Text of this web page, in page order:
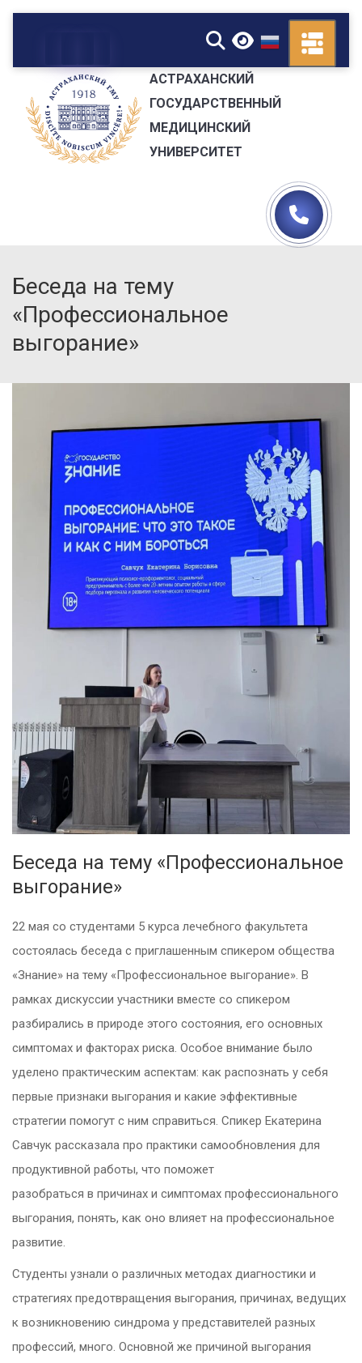
▼
АСТРАХАНСКИЙ
ГОСУДАРСТВЕННЫЙ
МЕДИЦИНСКИЙ
УНИВЕРСИТЕТ
Беседа на тему
«Профессиональное
выгорание»
Беседа на тему «Профессиональное
выгорание»
22 мая со студентами 5 курса лечебного факультета
состоялась беседа с приглашенным спикером общества
«Знание» на тему «Профессиональное выгорание». В
рамках дискуссии участники вместе со спикером
разбирались в природе этого состояния, его основных
симптомах и факторах риска. Особое внимание было
уделено практическим аспектам: как распознать у себя
первые признаки выгорания и какие эффективные
стратегии помогут с ним справиться. Спикер Екатерина
Савчук рассказала про практики самообновления для
продуктивной работы, что поможет
разобраться в причинах и симптомах профессионального
выгорания, понять, как оно влияет на профессиональное
развитие.
Студенты узнали о различных методах диагностики и
стратегиях предотвращения выгорания, причинах, ведущих
к возникновению синдрома у представителей разных
профессий, много. Основной же причиной выгорания